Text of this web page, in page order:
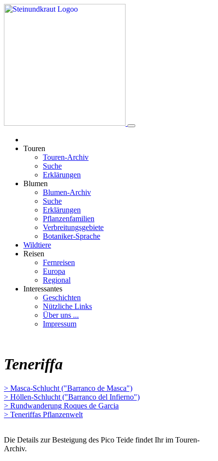
Touren
Touren-Archiv
Suche
Erklärungen
Blumen
Blumen-Archiv
Suche
Erklärungen
Pflanzenfamilien
Verbreitungsgebiete
Botaniker-Sprache
Wildtiere
Reisen
Fernreisen
Europa
Regional
Interessantes
Geschichten
Nützliche Links
Über uns ...
Impressum
Teneriffa
> Masca-Schlucht ("Barranco de Masca")
> Höllen-Schlucht ("Barranco del Infierno")
> Rundwanderung Roques de Garcia
> Teneriffas Pflanzenwelt
Die Details zur Besteigung des Pico Teide findet Ihr im Touren-
Archiv.